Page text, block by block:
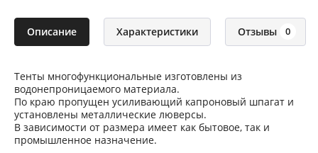
Описание Характеристики Отзывы 0
Тенты многофункциональные изготовлены из
водонепроницаемого материала.
По краю пропущен усиливающий капроновый шпагат и
установлены металлические люверсы.
В зависимости от размера имеет как бытовое, так и
промышленное назначение.